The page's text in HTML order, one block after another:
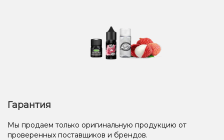
Гарантия
Мы продаем только оригинальную продукцию от
проверенных поставщиков и брендов.